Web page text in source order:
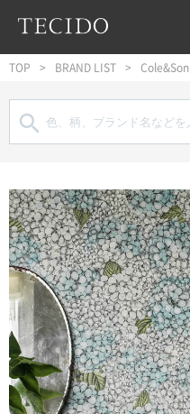
フッターへジャンプ
TOP BRAND LIST Cole&Son
